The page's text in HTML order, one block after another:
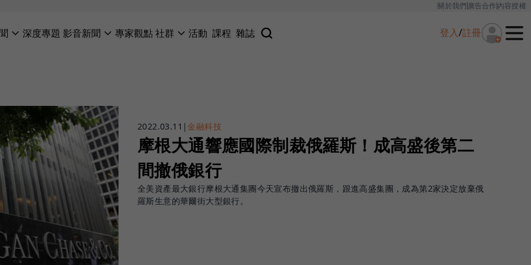
關於我們廣告合作內容授權
深度專題 影音新聞 專家觀點社群 活動 課程 雜誌 登入/註冊
2022.03.11 |金融科技
摩根大通響應國際制裁俄羅斯！成高盛後第二
間撤俄銀行
全美資產最大銀行摩根大通集團今天宣布撤出俄羅斯，跟進高盛集團，成為第2家決定放棄俄
羅斯生意的華爾街大型銀行。